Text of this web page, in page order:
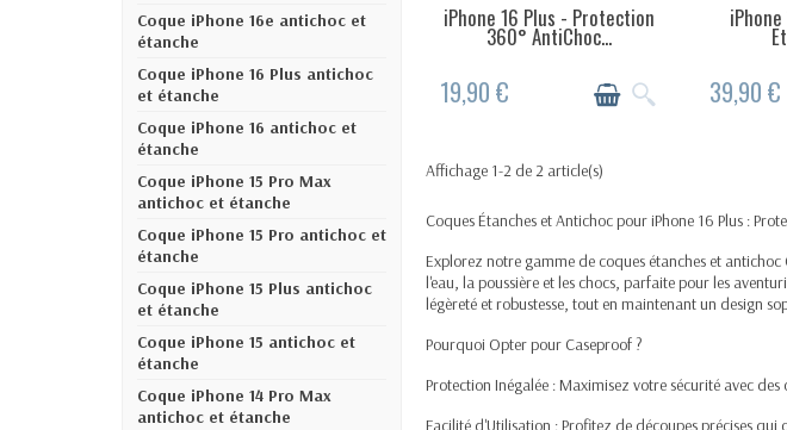
Coque iPhone 16e antichoc et
étanche
Coque iPhone 16 Plus antichoc
et étanche
Coque iPhone 16 antichoc et
étanche
Coque iPhone 15 Pro Max
antichoc et étanche
Coque iPhone 15 Pro antichoc et
étanche
Coque iPhone 15 Plus antichoc
et étanche
Coque iPhone 15 antichoc et
étanche
Coque iPhone 14 Pro Max
antichoc et étanche
DERNIERS ARTICLES EN STOCK
iPhone 16 Plus - Protection
360° AntiChoc...
19,90 € 39,90 €
Affichage 1-2 de 2 article(s)
Coques Étanches et Antichoc pour iPhone 16 Plus :
Explorez notre gamme de coques étanches et
l'eau, la poussière et les chocs, parfaite pour les
légèreté et robustesse, tout en maintenant un design
Pourquoi Opter pour Caseproof ?
Protection Inégalée : Maximisez votre sécurité avec
Facilité d'Utilisation : Profitez de découpes précises